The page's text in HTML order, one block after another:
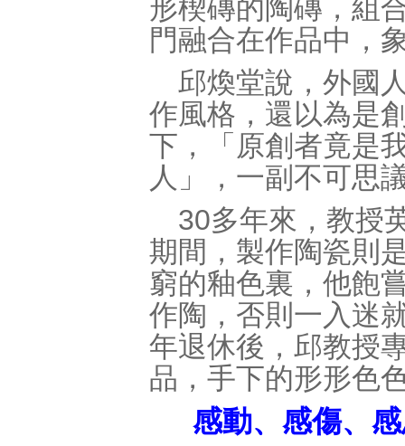
形楔磚的陶磚，組
門融合在作品中，
邱煥堂說，外國
作風格，還以為是
下，「原創者竟是
人」，一副不可思
30多年來，教授
期間，製作陶瓷則
窮的釉色裏，他飽
作陶，否則一入迷
年退休後，邱教授
品，手下的形形色
感動、感傷、